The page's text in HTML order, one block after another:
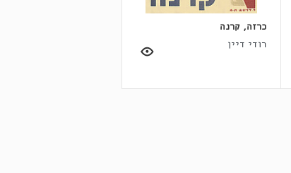
כרזה, קרנה
רודי דיין